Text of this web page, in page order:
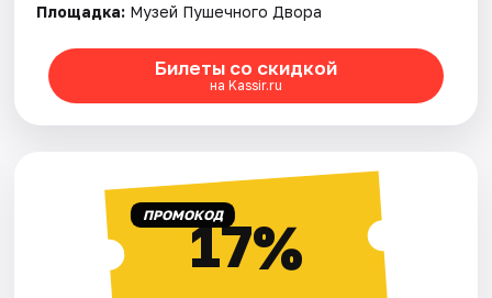
Площадка: Музей Пушечного Двора
Билеты со скидкой
на Kassir.ru
ПРОМОКОД17%